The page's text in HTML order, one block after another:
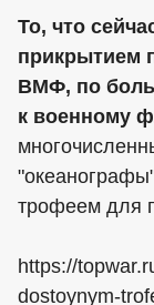
То, что
прикрытием
ВМФ, по
к военному
трофеем для
https://
dostoynym-